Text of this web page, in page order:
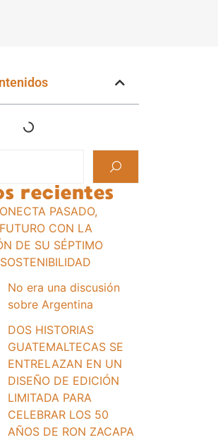
recientes
PASADO,
CON LA
DE SU SÉPTIMO
No era una discusión
sobre Argentina
DOS HISTORIAS
GUATEMALTECAS SE
ENTRELAZAN EN UN
DISEÑO DE EDICIÓN
LIMITADA PARA
CELEBRAR LOS 50
AÑOS DE RON ZACAPA